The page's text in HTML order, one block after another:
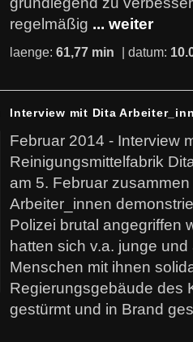
regelmäßig ... weiter
laenge: 61,77 min | datum:
Interview mit Dita
Februar 2014 - Interview
Reinigungsmittelfabrik
am 5. Februar
Arbeiter_innen
Polizei brutal angegriffen
hatten sich v.a. junge
Menschen mit ihnen
Regierungsgebäude des
gestürmt und in Brand